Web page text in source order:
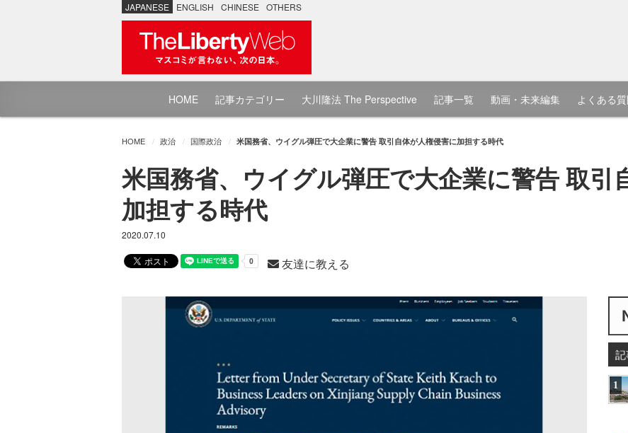
JAPANESE ENGLISH CHINESE OTHERS
HOME 記事カテゴリー 大川隆法 The Perspective 記事一覧 動画・未来編集 よくある
HOME 政治 国際政治 米国務省、ウイグル弾圧で大企業に警告 取引自体が人権侵害に加担する時代
米国務省、ウイグル弾圧で大企業に警告 取引
加担する時代
2020.07.10
友達に教える
1